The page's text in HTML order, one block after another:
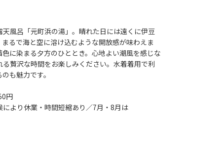
風呂「元町浜の湯」。晴れた日には遠くに伊豆
るで海と空に溶け込むような開放感が味わえま
に染まる夕方のひととき。心地よい潮風を感じな
贅沢な時間をお楽しみください。水着着用で利
も魅力です。
円
により休業・時間短縮あり／7月・8月は